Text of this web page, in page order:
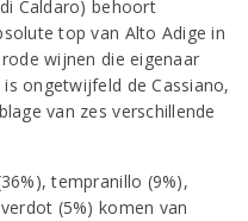
Caldaro) behoort
top van Alto Adige in
wijnen die eigenaar
ongetwijfeld de Cassiano,
van zes verschillende
tempranillo (9%),
(5%) komen van